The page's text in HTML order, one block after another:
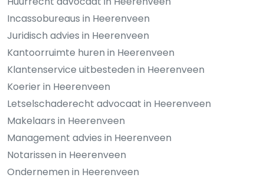
Incassobureaus in Heerenveen
Juridisch advies in Heerenveen
Kantoorruimte huren in Heerenveen
Klantenservice uitbesteden in Heerenveen
Koerier in Heerenveen
Letselschaderecht advocaat in Heerenveen
Makelaars in Heerenveen
Management advies in Heerenveen
Notarissen in Heerenveen
Ondernemen in Heerenveen